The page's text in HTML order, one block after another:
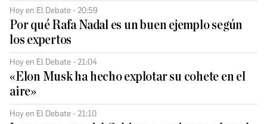
Hoy en El Debate - 20:59
Por qué Rafa Nadal es un buen ejemplo según
los expertos
Hoy en El Debate - 21:04
«Elon Musk ha hecho explotar su cohete en el
aire»
Hoy en El Debate - 21:10